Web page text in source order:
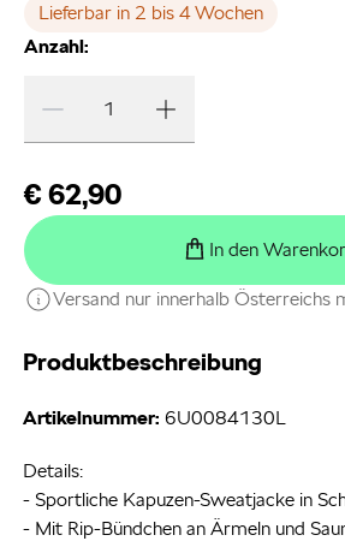
Produktbeschreibung
Artikelnummer: 6U0084130L
Details:
- Sportliche Kapuzen-Sweatjacke in
- Mit Rip-Bündchen an Ärmeln und
Lieferbar in 2 bis 4 Wochen
Anzahl:
€ 62,90
In den
Versand nur innerhalb Österreichs